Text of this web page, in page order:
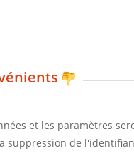
et les paramètres
suppression de